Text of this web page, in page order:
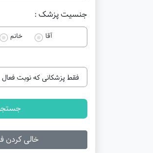
جنسیت پزشک :
آقا خانم
فقط پزشکانی که نوبت فعال
خالی کردن